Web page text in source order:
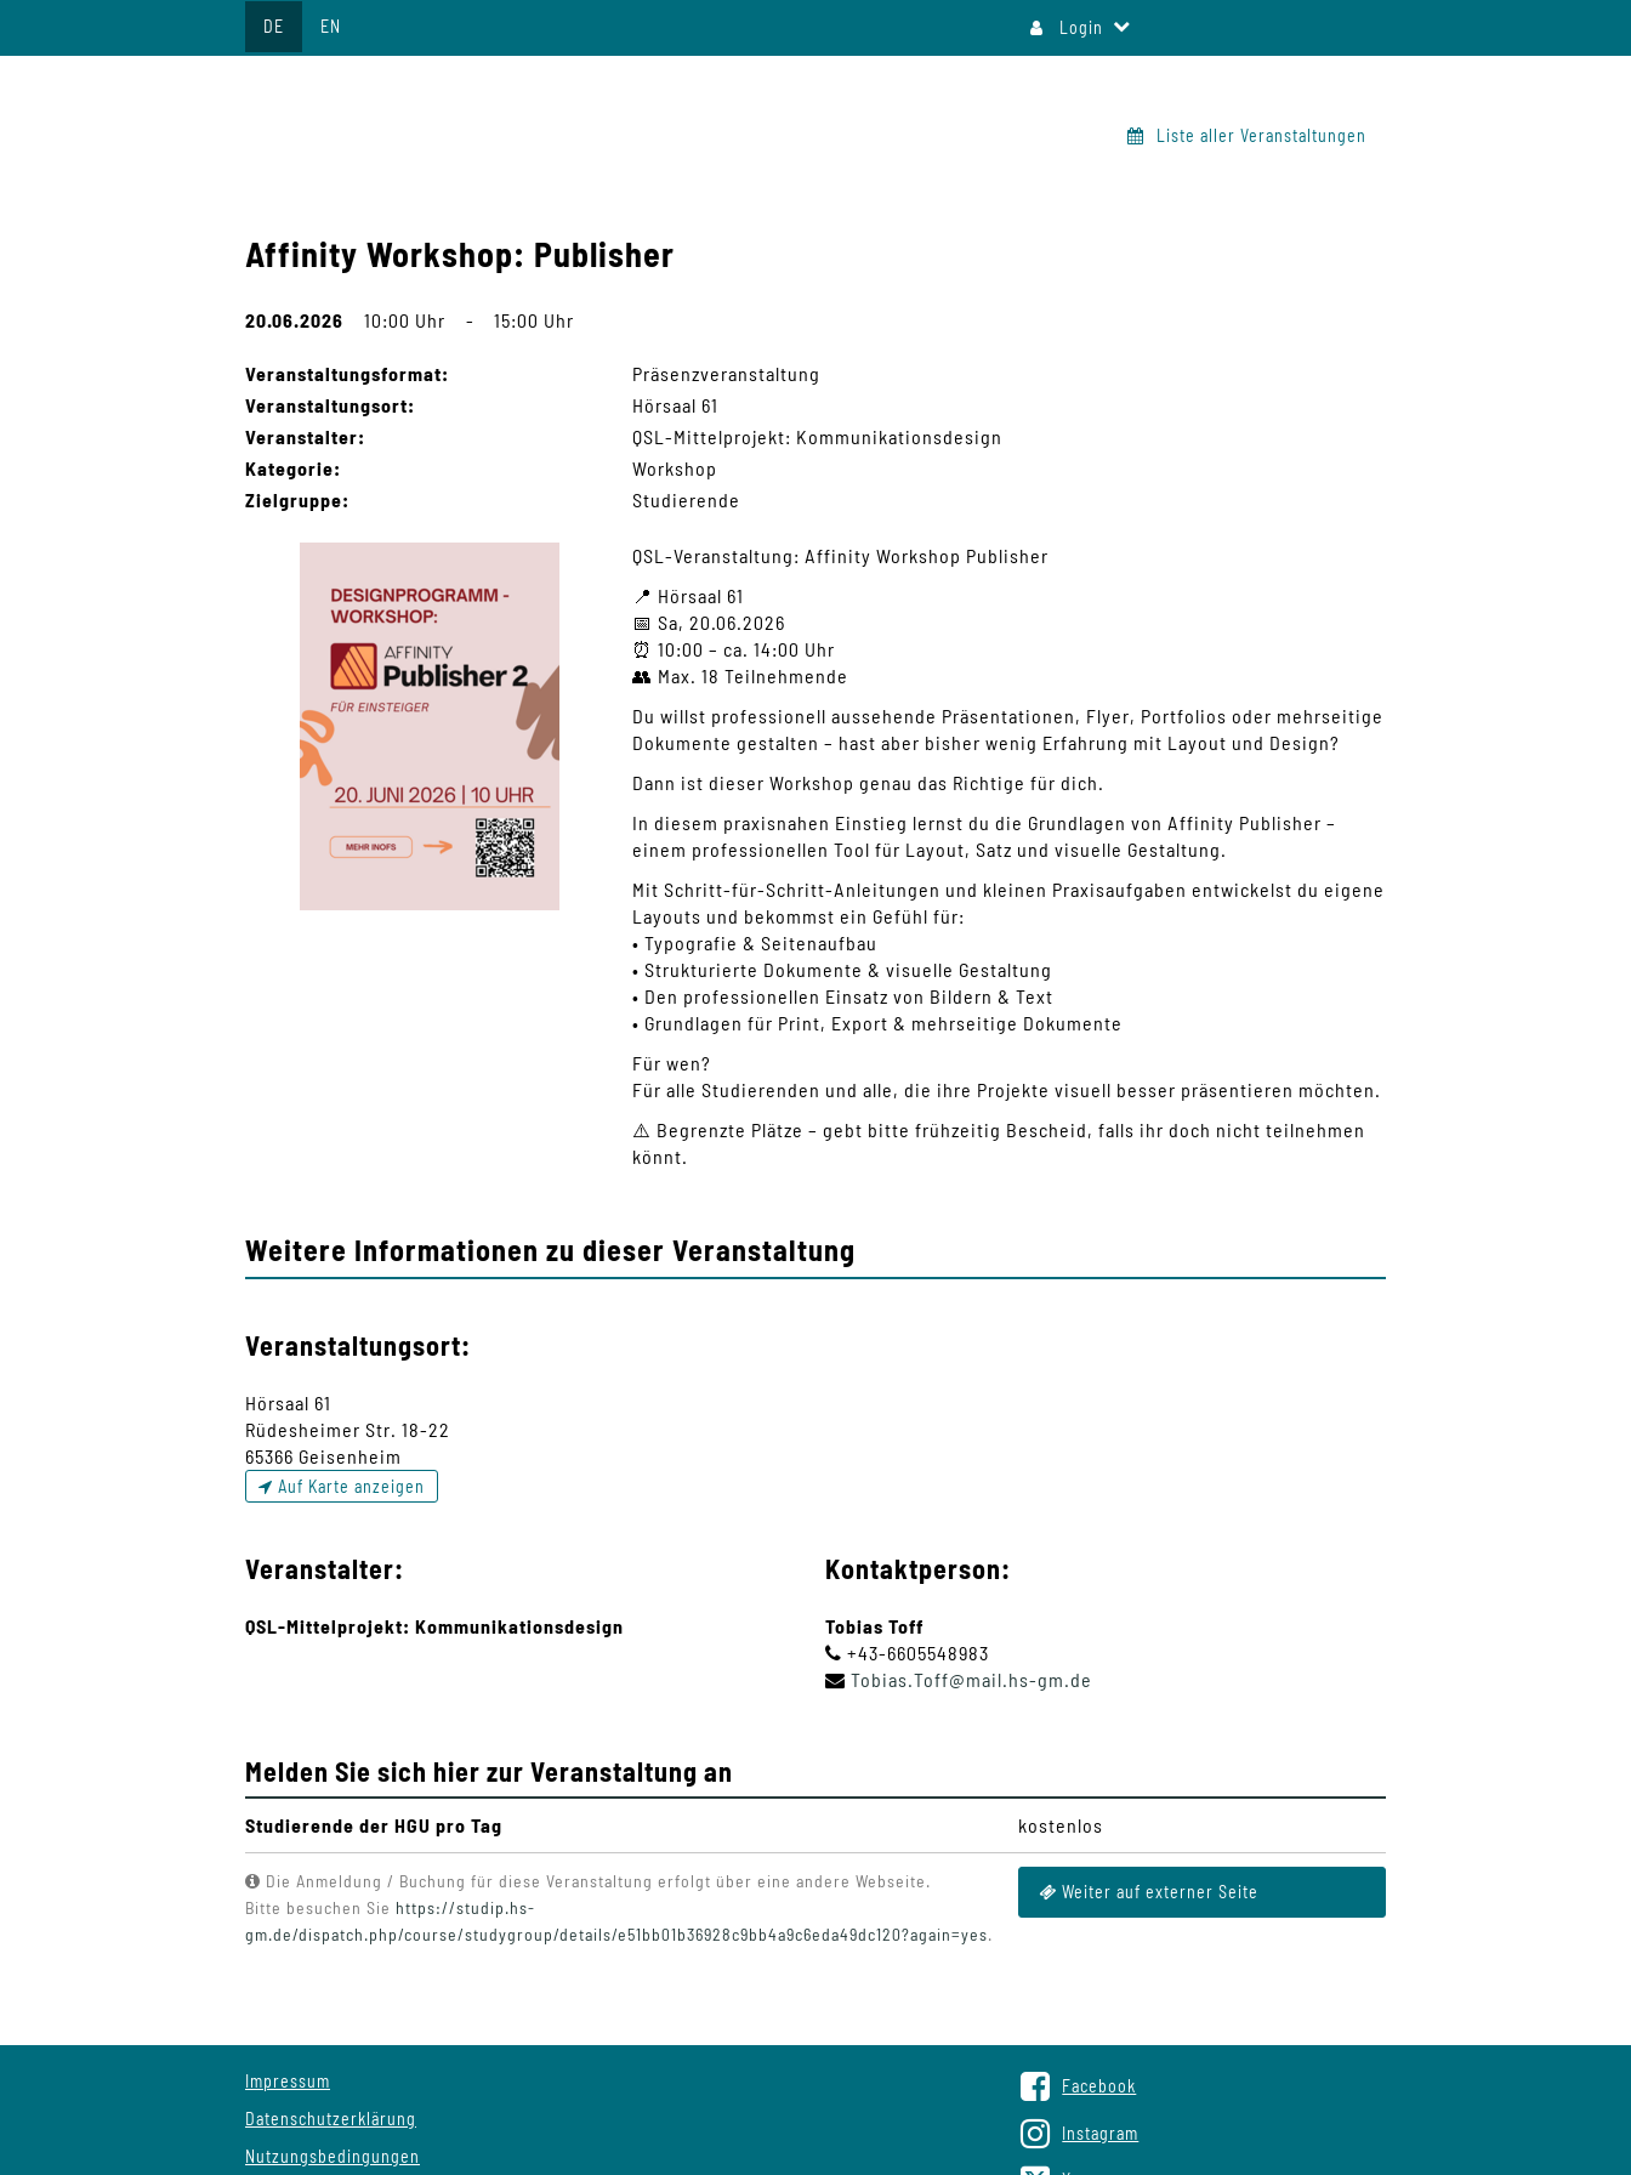
Login
DE EN
Liste aller Veranstaltungen
Affinity Workshop: Publisher
20.06.2026 10:00 Uhr - 15:00 Uhr
Veranstaltungsformat:
Präsenzveranstaltung
Veranstaltungsort:
Hörsaal 61
Veranstalter:
QSL-Mittelprojekt: Kommunikationsdesign
Kategorie:
Workshop
Zielgruppe:
Studierende
QSL-Veranstaltung: Affinity Workshop Publisher
📍 Hörsaal 61
📅 Sa, 20.06.2026
⏰ 10:00 – ca. 14:00 Uhr
👥 Max. 18 Teilnehmende
Du willst professionell aussehende Präsentationen, Flyer, Portfolios oder mehrseitige
Dokumente gestalten – hast aber bisher wenig Erfahrung mit Layout und Design?
Dann ist dieser Workshop genau das Richtige für dich.
In diesem praxisnahen Einstieg lernst du die Grundlagen von Affinity Publisher –
einem professionellen Tool für Layout, Satz und visuelle Gestaltung.
Mit Schritt-für-Schritt-Anleitungen und kleinen Praxisaufgaben entwickelst du eigene
Layouts und bekommst ein Gefühl für:
• Typografie & Seitenaufbau
• Strukturierte Dokumente & visuelle Gestaltung
• Den professionellen Einsatz von Bildern & Text
• Grundlagen für Print, Export & mehrseitige Dokumente
Für wen?
Für alle Studierenden und alle, die ihre Projekte visuell besser präsentieren möchten.
⚠️ Begrenzte Plätze – gebt bitte frühzeitig Bescheid, falls ihr doch nicht teilnehmen
könnt.
Weitere Informationen zu dieser Veranstaltung
Veranstaltungsort:
Hörsaal 61
Rüdesheimer Str. 18-22
65366 Geisenheim
Auf Karte anzeigen
Veranstalter:
QSL-Mittelprojekt: Kommunikationsdesign
Kontaktperson:
Tobias Toff
+43-6605548983
Tobias.Toff@mail.hs-gm.de
Melden Sie sich hier zur Veranstaltung an
Studierende der HGU pro Tag kostenlos
Weiter auf externer Seite
Die Anmeldung / Buchung für diese Veranstaltung erfolgt über eine andere Webseite.
Bitte besuchen Sie https://studip.hs-
gm.de/dispatch.php/course/studygroup/details/e51bb01b36928c9bb4a9c6eda49dc120?again=yes.
Impressum
Datenschutzerklärung
Nutzungsbedingungen
Facebook
Instagram